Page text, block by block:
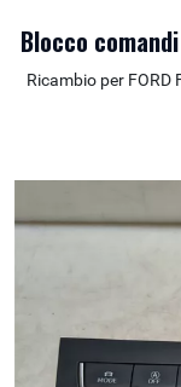
Blocco
Ricambio per FORD